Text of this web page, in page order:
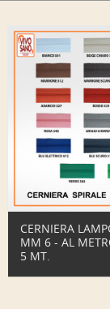
CERNIERA
MM 6 - AL
5 MT.